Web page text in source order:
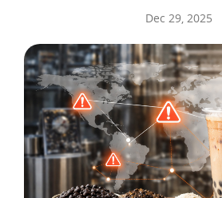
Dec 29, 2025